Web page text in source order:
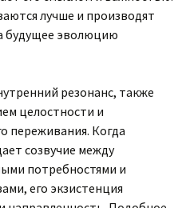
лучше и производят
будущее эволюцию
резонанс, также
целостности и
переживания. Когда
созвучие между
потребностями и
его экзистенция